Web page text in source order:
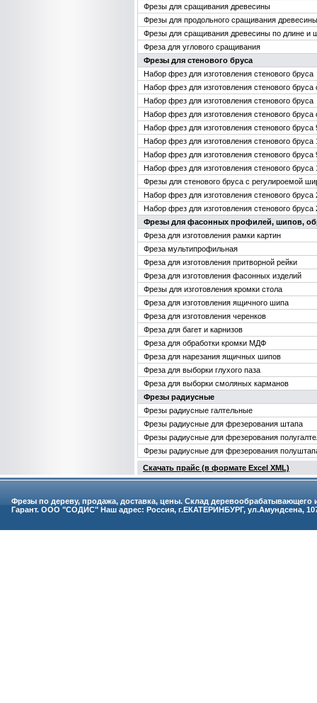
Фрезы для сращивания древесины
Фрезы для продольного сращивания древесины
Фрезы для сращивания древесины по длине и
Фреза для углового сращивания
Фрезы для стенового бруса
Набор фрез для изготовления стенового бруса
Набор фрез для изготовления стенового
Набор фрез для изготовления стенового бруса
Набор фрез для изготовления стенового
Набор фрез для изготовления стенового
Набор фрез для изготовления стенового
Набор фрез для изготовления стенового
Набор фрез для изготовления стенового
Фрезы для стенового бруса с регулироемой
Набор фрез для изготовления стенового
Набор фрез для изготовления стенового
Фрезы для фасонных профилей, шипов,
Фреза для изготовления рамки картин
Фреза мультипрофильная
Фреза для изготовления притворной рейки
Фреза для изготовления фасонных изделий
Фрезы для изготовления кромки стола
Фреза для изготовления ящичного шипа
Фреза для изготовления черенков
Фреза для багет и карнизов
Фреза для обработки кромки МДФ
Фреза для нарезания ящичных шипов
Фреза для выборки глухого паза
Фреза для выборки смоляных карманов
Фрезы радиусные
Фрезы радиусные галтельные
Фрезы радиусные для фрезерования штапа
Фрезы радиусные для фрезерования
Фрезы радиусные для фрезерования
Скачать прайс (в формате Exсel XML)
Фрезы по дереву, продажа, доставка, цены. Склад
Гарант. ООО "СОДИС" Наш адрес: Россия, г.ЕКАТЕРИНБУРГ, ул.Амундсена,